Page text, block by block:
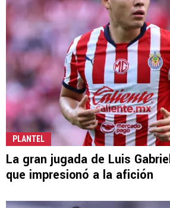
PLANTEL
La gran jugada de Luis
que impresionó a la afición